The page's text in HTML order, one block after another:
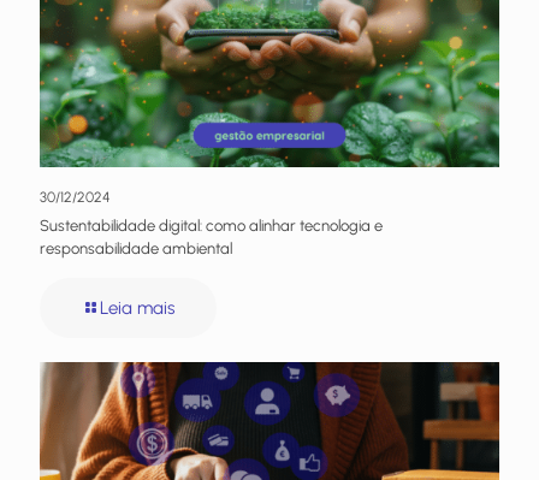
30/12/2024
Sustentabilidade digital: como alinhar tecnologia e
responsabilidade ambiental
Leia mais